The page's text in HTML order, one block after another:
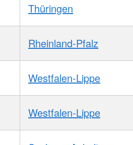
Thüringen
Rheinland-Pfalz
Westfalen-Lippe
Westfalen-Lippe